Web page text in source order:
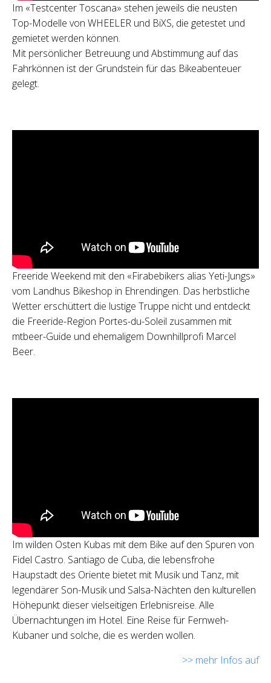
Im «Testcenter Toscana» stehen jeweils die neusten
Top-Modelle von WHEELER und BiXS, die getestet und
gemietet werden können.
Mit persönlicher Betreuung und Abstimmung auf das
Fahrkönnen ist der Grundstein für das Bikeabenteuer
gelegt.
Freeride Weekend mit den «Firabebikers alias Yeti-Jungs»
vom Landhus Bikeshop in Ehrendingen. Das herbstliche
Wetter erschüttert die lustige Truppe nicht und entdeckt
die Freeride-Region Portes-du-Soleil zusammen mit
mtbeer-Guide und ehemaligem Downhillprofi Marcel
Beer.
Im wilden Osten Kubas mit dem Bike auf den Spuren von
Fidel Castro. Santiago de Cuba, die lebensfrohe
Haupstadt des Oriente bietet mit Musik und Tanz, mit
legendärer Son-Musik und Salsa-Nächten den kulturellen
Höhepunkt dieser vielseitigen Erlebnisreise. Alle
Übernachtungen im Hotel. Eine Reise für Fernweh-
Kubaner und solche, die es werden wollen.
>> mehr Infos auf